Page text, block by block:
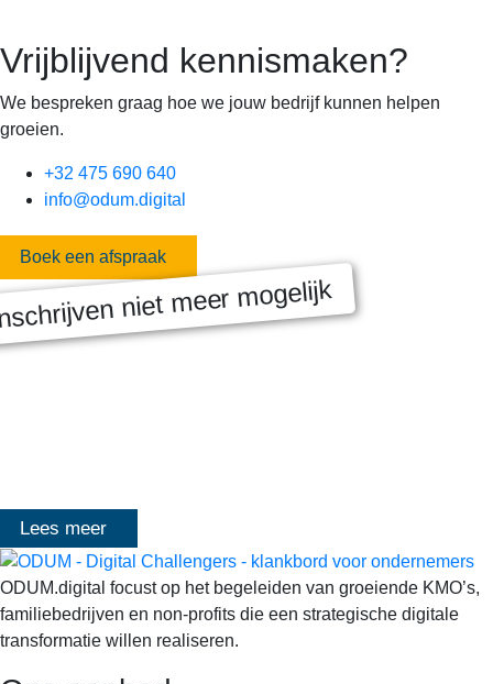
Vrijblijvend kennismaken?
We bespreken graag hoe we jouw bedrijf kunnen helpen
groeien.
+32 475 690 640
info@odum.digital
Boek een afspraak
niet meer mogelijk
MASTERCLASS 2025
Lees meer
ODUM.digital focust op het begeleiden van groeiende KMO’s,
familiebedrijven en non-profits die een strategische digitale
transformatie willen realiseren.